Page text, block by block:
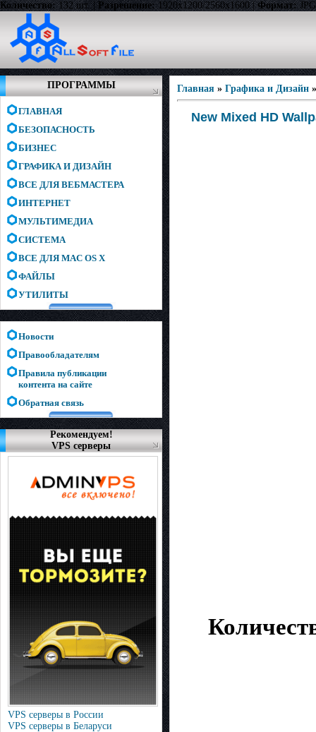
Количество:132 шт. |Разрешение: 1920x1200/2560x1600 | Формат:
ПРОГРАММЫ
ГЛАВНАЯ
БЕЗОПАСНОСТЬ
БИЗНЕС
ГРАФИКА И ДИЗАЙН
ВСЕ ДЛЯ ВЕБМАСТЕРА
ИНТЕРНЕТ
МУЛЬТИМЕДИА
СИСТЕМА
ВСЕ ДЛЯ MAC OS X
ФАЙЛЫ
УТИЛИТЫ
Новости
Правообладателям
Правила публикации
контента на сайте
Обратная связь
Рекомендуем!
VPS серверы
VPS серверы в России
VPS серверы в Беларуси
Главная » Графика и Дизайн
New Mixed HD